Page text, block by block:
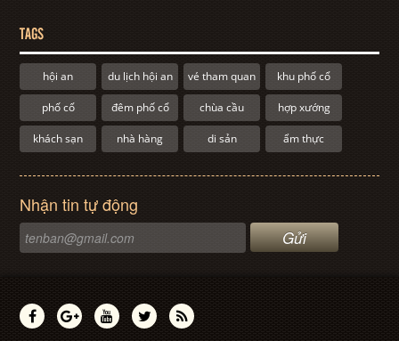
TAGS
hội an du lịch hội an vé tham quan khu phố cổ
phố cổ đêm phố cổ chùa cầu hợp xướng
khách sạn nhà hàng di sản ẩm thực
Nhận tin tự động